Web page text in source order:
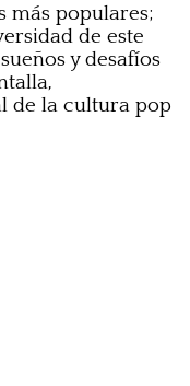
más populares;
de este
y desafíos
de la cultura pop